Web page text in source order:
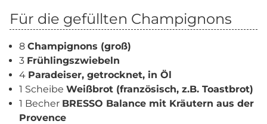
Für die gefüllten Champignons
8 Champignons (groß)
3 Frühlingszwiebeln
4 Paradeiser, getrocknet, in Öl
1 Scheibe Weißbrot (französisch, z.B. Toastbrot)
1 Becher BRESSO Balance mit Kräutern aus der
Provence